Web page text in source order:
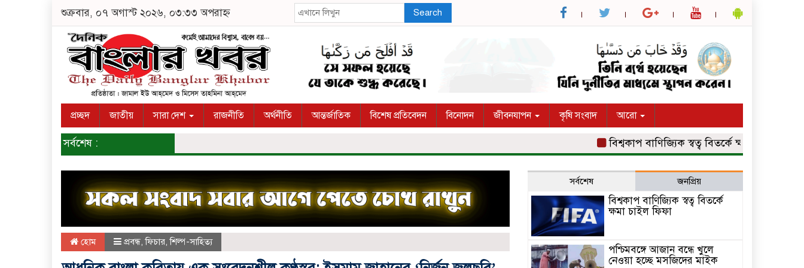
শুক্রবার, ০৭ অগাস্ট ২০২৬, ০৩:৩৩ অপরাহ্ন Search
প্রচ্ছদ জাতীয় সারা দেশ রাজনীতি অর্থনীতি আন্তর্জাতিক বিশেষ প্রতিবেদন বিনোদন জীবনযাপন কৃষি সংবাদ আরো
সর্বশেষ : বিশ্বকাপ বাণিজ্যিক স্বত্ব বিতর্কে ক্ষমা চাইল ফিফা
হোম প্রবন্ধ,ফিচার,শিল্প-সাহিত্য
সর্বশেষ জনপ্রিয়
বিশ্বকাপ বাণিজ্যিক স্বত্ব বিতর্কে
ক্ষমা চাইল ফিফা
পশ্চিমবঙ্গে আজান বন্ধে খুলে
নেওয়া হচ্ছে মসজিদের মাইক